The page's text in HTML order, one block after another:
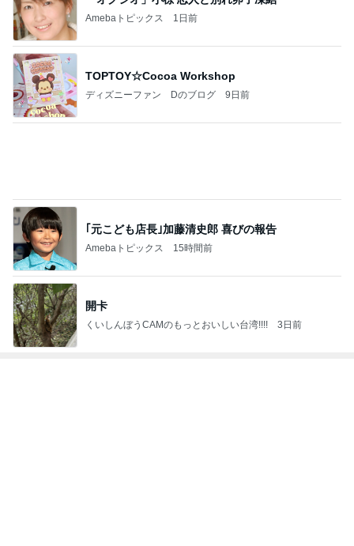
Amebaトピックス 1日前
TOPTOY☆Cocoa Workshop
ディズニーファン Dのブログ 9日前
｢元こども店長｣加藤清史郎 喜びの報告
Amebaトピックス 15時間前
開卡
くいしんぼうCAMのもっとおいしい台湾!!!! 3日前